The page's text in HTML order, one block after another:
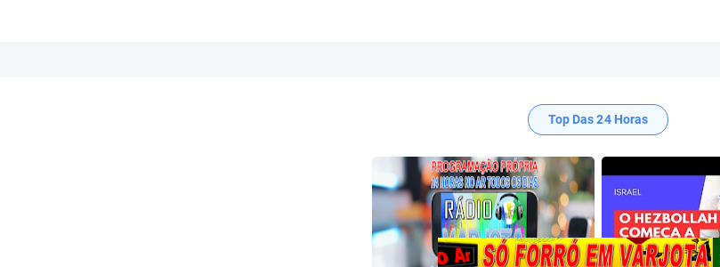
Top Das 24 Horas